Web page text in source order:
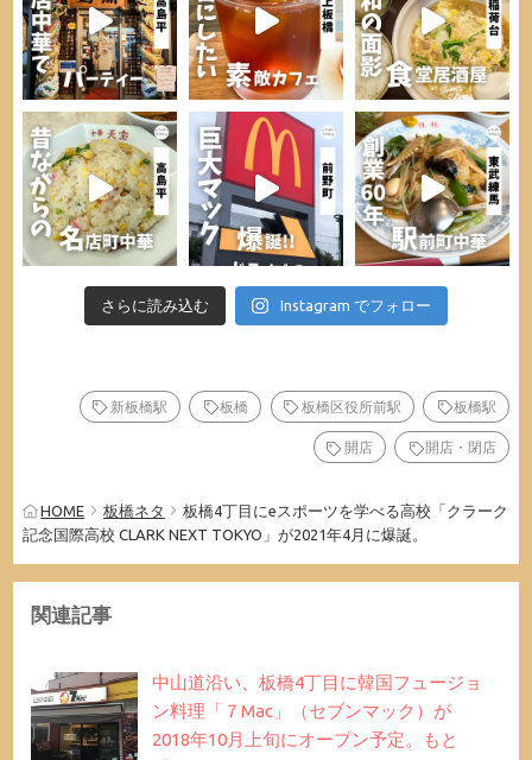
さらに読み込む Instagram でフォロー
新板橋駅 板橋 板橋区役所前駅 板橋駅
開店 開店・閉店
HOME 板橋ネタ
板橋4丁目にeスポーツを学べる高校「クラーク
記念国際高校 CLARK NEXT TOKYO」が2021年4月に爆誕。
関連記事
中山道沿い、板橋4丁目に韓国フュージョ
ン料理「７Mac」（セブンマック）が
2018年10月上旬にオープン予定。もと